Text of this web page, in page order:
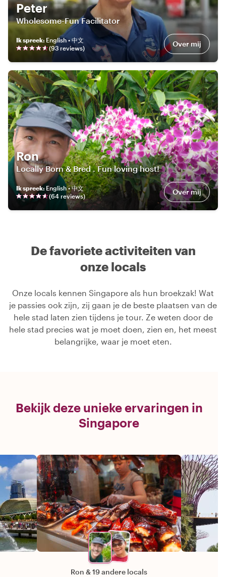
Peter
Wholesome-Fun Facilitator
Ik spreek: English • 中文
(93 reviews) Over mij
Ron
Locally Born & Bred . Fun loving host!
Ik spreek: English • 中文
(64 reviews) Over mij
De favoriete activiteiten van
onze locals
Onze locals kennen Singapore als hun broekzak! Wat
je passies ook zijn, zij gaan je de beste plaatsen van de
hele stad laten zien tijdens je tour. Ze weten door de
hele stad precies wat je moet doen, zien en, het meest
belangrijke, waar je moet eten.
Bekijk deze unieke ervaringen in
Singapore
Ron &19 andere locals